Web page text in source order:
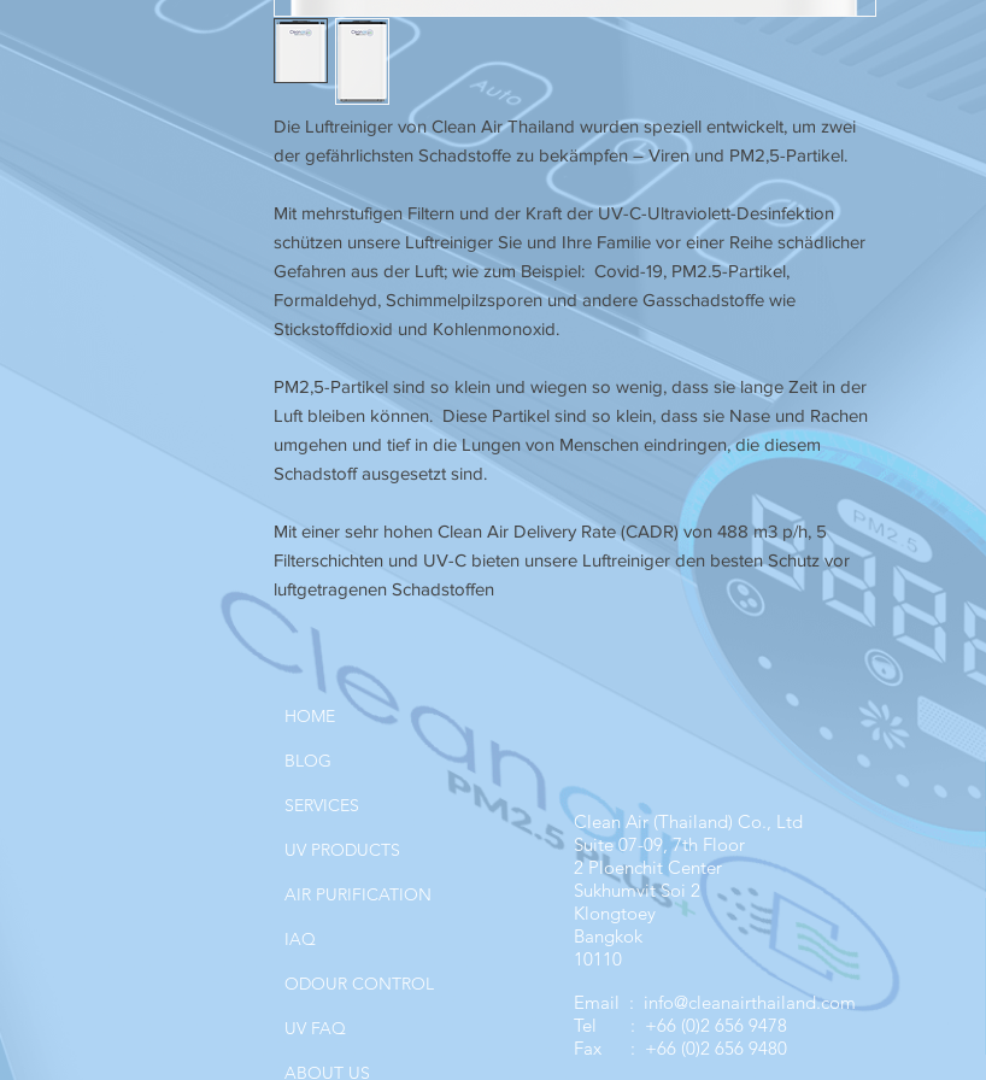
Die Luftreiniger von Clean Air Thailand wurden speziell entwickelt, um zwei
der gefährlichsten Schadstoffe zu bekämpfen – Viren und PM2,5-Partikel.
Mit mehrstufigen Filtern und der Kraft der UV-C-Ultraviolett-Desinfektion
schützen unsere Luftreiniger Sie und Ihre Familie vor einer Reihe schädlicher
Gefahren aus der Luft; wie zum Beispiel: Covid-19, PM2.5-Partikel,
Formaldehyd, Schimmelpilzsporen und andere Gasschadstoffe wie
Stickstoffdioxid und Kohlenmonoxid.
PM2,5-Partikel sind so klein und wiegen so wenig, dass sie lange Zeit in der
Luft bleiben können. Diese Partikel sind so klein, dass sie Nase und Rachen
umgehen und tief in die Lungen von Menschen eindringen, die diesem
Schadstoff ausgesetzt sind.
Mit einer sehr hohen Clean Air Delivery Rate (CADR) von 488 m3 p/h, 5
Filterschichten und UV-C bieten unsere Luftreiniger den besten Schutz vor
luftgetragenen Schadstoffen
HOME
BLOG
SERVICES
UV PRODUCTS
AIR PURIFICATION
IAQ
ODOUR CONTROL
UV FAQ
ABOUT US
Clean Air (Thailand) Co., Ltd
Suite 07-09, 7th Floor
2 Ploenchit Center
Sukhumvit Soi 2
Klongtoey
Bangkok
10110
Email : info@cleanairthailand.com
Tel : +66 (0)2 656 9478
Fax : +66 (0)2 656 9480